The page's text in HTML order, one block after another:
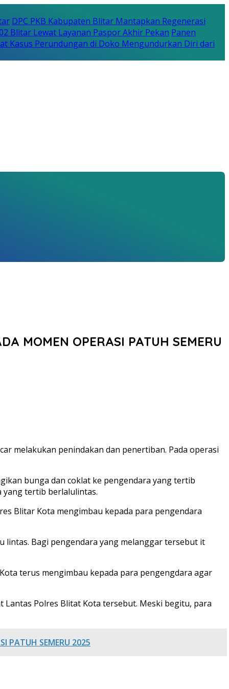
DPC PKB Kabupaten Blitar Mantapkan Regenerasi
Blitar Lewat Layanan Paspor Akhir Pekan Panen
Kasus Perundungan di Doko Mengundurkan Diri dari
MOMEN OPERASI PATUH SEMERU
melakukan penindakan dan penertiban. Pada operasi
bunga dan coklat ke pengendara yang tertib
yang tertib berlalulintas.
Blitar Kota mengimbau kepada para pengendara
lintas. Bagi pengendara yang melanggar tersebut it
terus mengimbau kepada para pengengdara agar
Polres Blitat Kota tersebut. Meski begitu, para
PATUH SEMERU 2025